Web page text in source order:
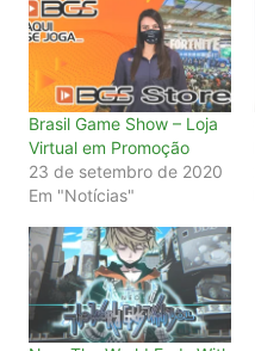
Brasil Game Show – Loja
Virtual em Promoção
23 de setembro de 2020
Em "Notícias"